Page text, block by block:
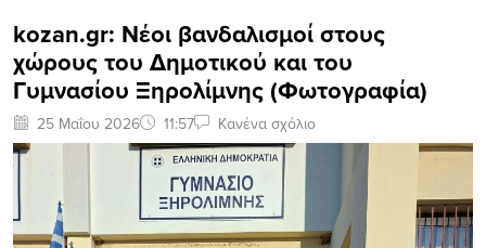
kozan.gr: Nέοι βανδαλισμοί στους
χώρους του Δημοτικού και του
Γυμνασίου Ξηρολίμνης (Φωτογραφία)
25 Μαΐου 2026 11:57 Κανένα σχόλιο